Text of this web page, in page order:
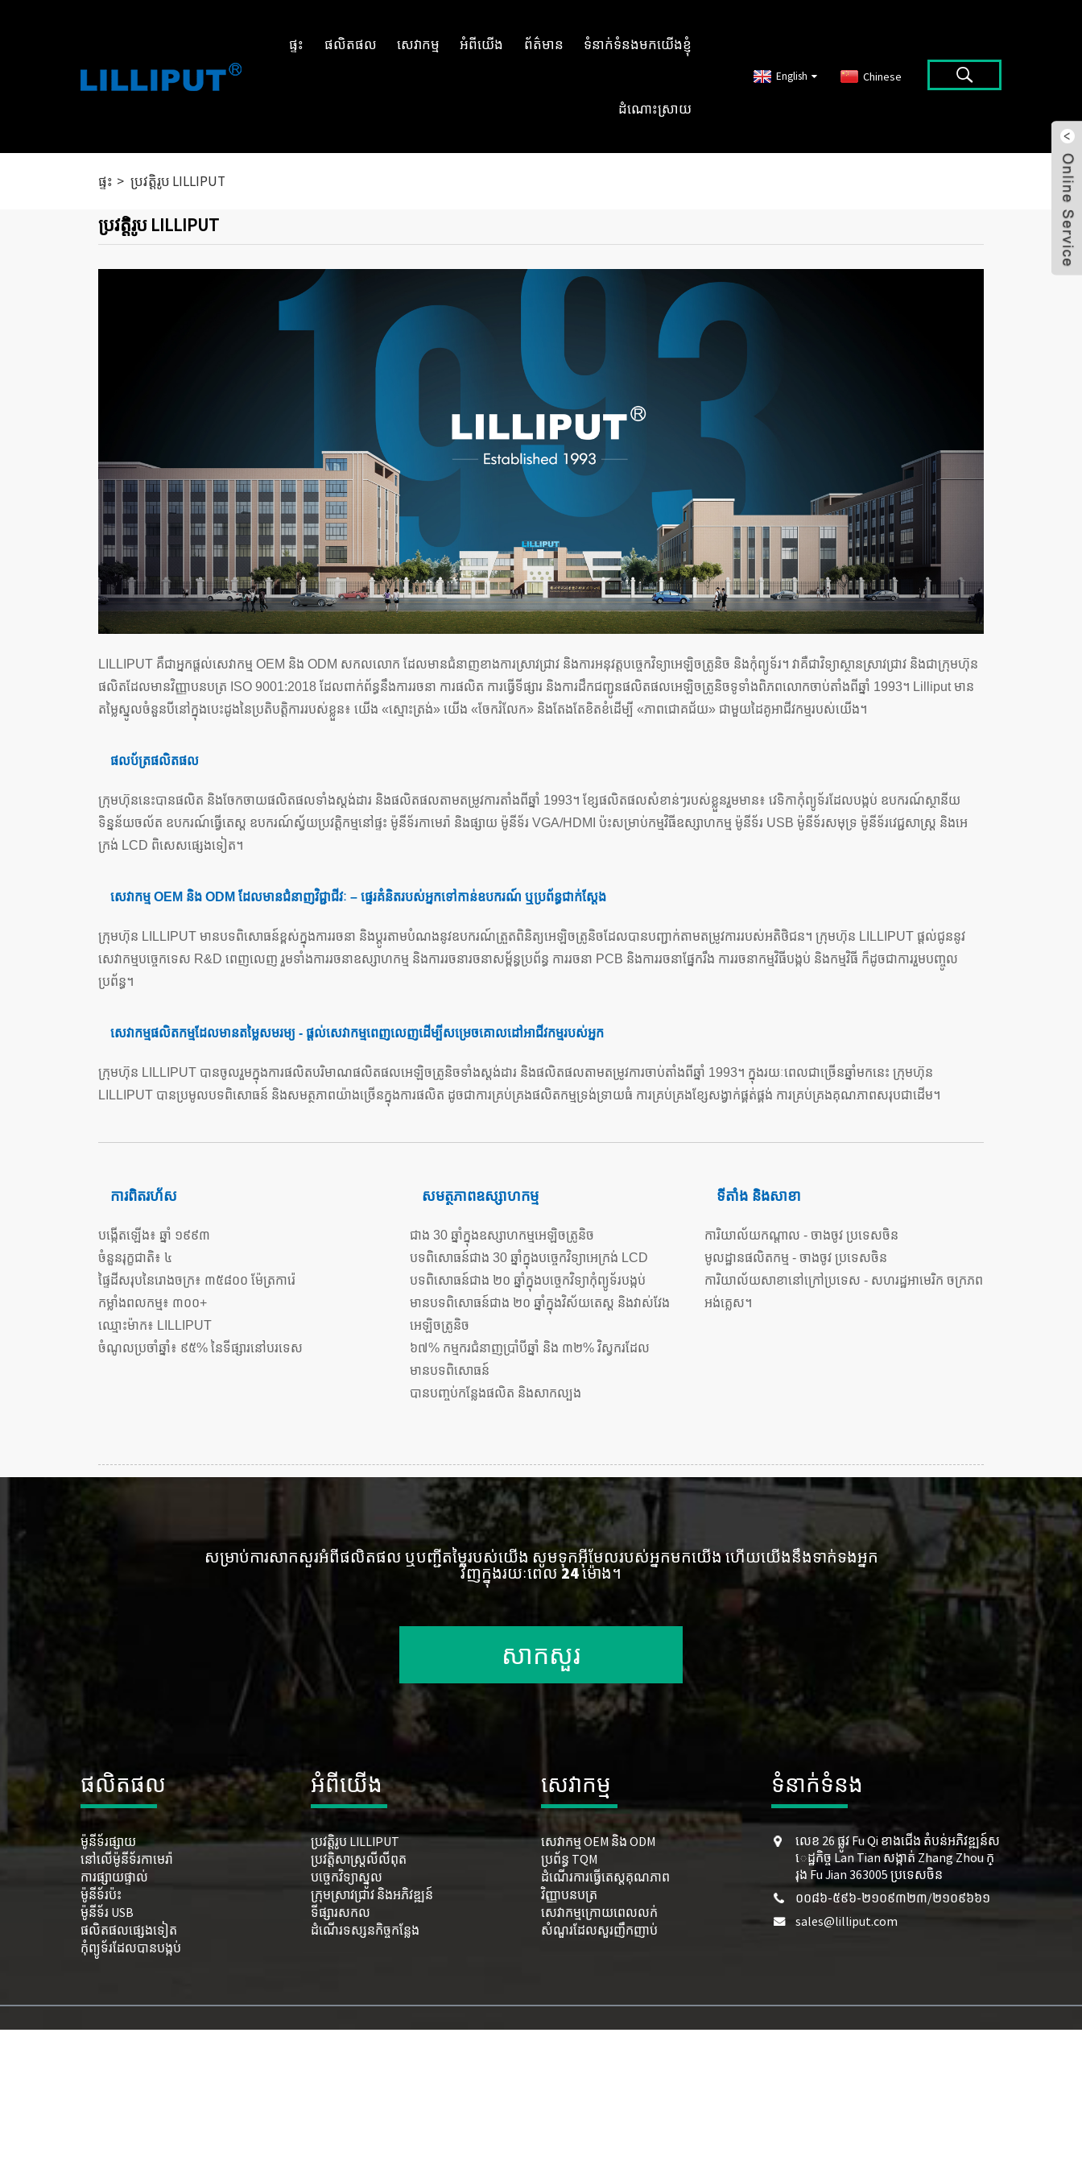
ផ្ទះ ផលិតផល សេវាកម្ម អំពីយើង ព័ត៌មាន ទំនាក់ទំនងមកយើងខ្ញុំ
ដំណោះស្រាយ
English Chinese
ផ្ទះ ប្រវត្តិរូប LILLIPUT
ប្រវត្តិរូប LILLIPUT
LILLIPUT គឺជាអ្នកផ្តល់សេវាកម្ម OEM និង ODM សកលលោក ដែលមានជំនាញខាងការស្រាវជ្រាវ និងការអនុវត្តបច្ចេកវិទ្យាអេឡិចត្រូនិច និងកុំព្យូទ័រ។ វាគឺជាវិទ្យាស្ថានស្រាវជ្រាវ និងជាក្រុមហ៊ុន
ផលិតដែលមានវិញ្ញាបនបត្រ ISO 9001:2018 ដែលពាក់ព័ន្ធនឹងការរចនា ការផលិត ការធ្វើទីផ្សារ និងការដឹកជញ្ជូនផលិតផលអេឡិចត្រូនិចទូទាំងពិភពលោកចាប់តាំងពីឆ្នាំ 1993។ Lilliput មាន
តម្លៃស្នូលចំនួនបីនៅក្នុងបេះដូងនៃប្រតិបត្តិការរបស់ខ្លួន៖ យើង «ស្មោះត្រង់» យើង «ចែករំលែក» និងតែងតែខិតខំដើម្បី «ភាពជោគជ័យ» ជាមួយដៃគូអាជីវកម្មរបស់យើង។
ផលប័ត្រផលិតផល
ក្រុមហ៊ុននេះបានផលិត និងចែកចាយផលិតផលទាំងស្តង់ដារ និងផលិតផលតាមតម្រូវការតាំងពីឆ្នាំ 1993។ ខ្សែផលិតផលសំខាន់ៗរបស់ខ្លួនរួមមាន៖ វេទិកាកុំព្យូទ័រដែលបង្កប់ ឧបករណ៍ស្ថានីយ
ទិន្នន័យចល័ត ឧបករណ៍ធ្វើតេស្ត ឧបករណ៍ស្វ័យប្រវត្តិកម្មនៅផ្ទះ ម៉ូនីទ័រកាមេរ៉ា និងផ្សាយ ម៉ូនីទ័រ VGA/HDMI ប៉ះសម្រាប់កម្មវិធីឧស្សាហកម្ម ម៉ូនីទ័រ USB ម៉ូនីទ័រសមុទ្រ ម៉ូនីទ័រវេជ្ជសាស្ត្រ និងអេ
ក្រង់ LCD ពិសេសផ្សេងទៀត។
សេវាកម្ម OEM និង ODM ដែលមានជំនាញវិជ្ជាជីវៈ – ផ្ទេរគំនិតរបស់អ្នកទៅកាន់ឧបករណ៍ ឬប្រព័ន្ធជាក់ស្តែង
ក្រុមហ៊ុន LILLIPUT មានបទពិសោធន៍ខ្ពស់ក្នុងការរចនា និងប្ដូរតាមបំណងនូវឧបករណ៍ត្រួតពិនិត្យអេឡិចត្រូនិចដែលបានបញ្ជាក់តាមតម្រូវការរបស់អតិថិជន។ ក្រុមហ៊ុន LILLIPUT ផ្តល់ជូននូវ
សេវាកម្មបច្ចេកទេស R&D ពេញលេញ រួមទាំងការរចនាឧស្សាហកម្ម និងការរចនារចនាសម្ព័ន្ធប្រព័ន្ធ ការរចនា PCB និងការរចនាផ្នែករឹង ការរចនាកម្មវិធីបង្កប់ និងកម្មវិធី ក៏ដូចជាការរួមបញ្ចូល
ប្រព័ន្ធ។
សេវាកម្មផលិតកម្មដែលមានតម្លៃសមរម្យ - ផ្តល់សេវាកម្មពេញលេញដើម្បីសម្រេចគោលដៅអាជីវកម្មរបស់អ្នក
ក្រុមហ៊ុន LILLIPUT បានចូលរួមក្នុងការផលិតបរិមាណផលិតផលអេឡិចត្រូនិចទាំងស្តង់ដារ និងផលិតផលតាមតម្រូវការចាប់តាំងពីឆ្នាំ 1993។ ក្នុងរយៈពេលជាច្រើនឆ្នាំមកនេះ ក្រុមហ៊ុន
LILLIPUT បានប្រមូលបទពិសោធន៍ និងសមត្ថភាពយ៉ាងច្រើនក្នុងការផលិត ដូចជាការគ្រប់គ្រងផលិតកម្មទ្រង់ទ្រាយធំ ការគ្រប់គ្រងខ្សែសង្វាក់ផ្គត់ផ្គង់ ការគ្រប់គ្រងគុណភាពសរុបជាដើម។
ការពិតរហ័ស
បង្កើតឡើង៖ ឆ្នាំ ១៩៩៣
ចំនួនរុក្ខជាតិ៖ ៤
ផ្ទៃដីសរុបនៃរោងចក្រ៖ ៣៥៨០០ ម៉ែត្រការ៉េ
កម្លាំងពលកម្ម៖ ៣០០+
ឈ្មោះម៉ាក៖ LILLIPUT
ចំណូលប្រចាំឆ្នាំ៖ ៩៥% នៃទីផ្សារនៅបរទេស
សមត្ថភាពឧស្សាហកម្ម
ជាង 30 ឆ្នាំក្នុងឧស្សាហកម្មអេឡិចត្រូនិច
បទពិសោធន៍ជាង 30 ឆ្នាំក្នុងបច្ចេកវិទ្យាអេក្រង់ LCD
បទពិសោធន៍ជាង ២០ ឆ្នាំក្នុងបច្ចេកវិទ្យាកុំព្យូទ័របង្កប់
មានបទពិសោធន៍ជាង ២០ ឆ្នាំក្នុងវិស័យតេស្ត និងវាស់វែង
អេឡិចត្រូនិច
៦៧% កម្មករជំនាញប្រាំបីឆ្នាំ និង ៣២% វិស្វករដែល
មានបទពិសោធន៍
បានបញ្ចប់កន្លែងផលិត និងសាកល្បង
ទីតាំង និងសាខា
ការិយាល័យកណ្តាល - ចាងចូវ ប្រទេសចិន
មូលដ្ឋានផលិតកម្ម - ចាងចូវ ប្រទេសចិន
ការិយាល័យសាខានៅក្រៅប្រទេស - សហរដ្ឋអាមេរិក ចក្រភព
អង់គ្លេស។
សម្រាប់ការសាកសួរអំពីផលិតផល ឬបញ្ជីតម្លៃរបស់យើង សូមទុកអ៊ីមែលរបស់អ្នកមកយើង ហើយយើងនឹងទាក់ទងអ្នក
វិញក្នុងរយៈពេល 24 ម៉ោង។
សាកសួរ
ផលិតផល
ម៉ូនីទ័រផ្សាយ
នៅលើម៉ូនីទ័រកាមេរ៉ា
ការផ្សាយផ្ទាល់
ម៉ូនីទ័រប៉ះ
ម៉ូនីទ័រ USB
ផលិតផលផ្សេងទៀត
កុំព្យូទ័រ​ដែល​បាន​បង្កប់
អំពីយើង
ប្រវត្តិរូប LILLIPUT
ប្រវត្តិសាស្ត្រលីលីពុត
បច្ចេកវិទ្យាស្នូល
ក្រុមស្រាវជ្រាវ និងអភិវឌ្ឍន៍
ទីផ្សារសកល
ដំណើរទស្សនកិច្ច​កន្លែង​
សេវាកម្ម
សេវាកម្ម OEM និង ODM
ប្រព័ន្ធ TQM
ដំណើរការធ្វើតេស្តគុណភាព
វិញ្ញាបនបត្រ
សេវាកម្មក្រោយពេលលក់
សំណួរដែលសួរញឹកញាប់
ទំនាក់ទំនង
លេខ 26 ផ្លូវ Fu Qi ខាងជើង តំបន់អភិវឌ្ឍន៍ស
េដ្ឋកិច្ច Lan Tian សង្កាត់ Zhang Zhou ក្
រុង Fu Jian 363005 ប្រទេសចិន
០០៨៦-៥៩៦-២១០៩៣២៣/២១០៩៦៦១
sales@lilliput.com